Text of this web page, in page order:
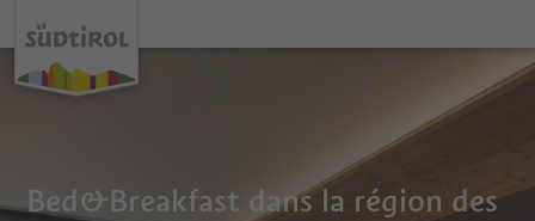
Bed&Breakfast dans la région des